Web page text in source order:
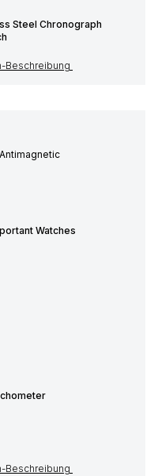
Steel Chronograph
Beschreibung
Watches
Beschreibung